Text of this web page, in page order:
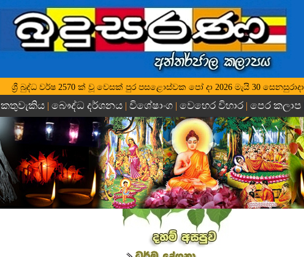
ශ්‍රී බුද්ධ වර්ෂ 2570 ක් වූ වෙසක් පුර පසළොස්වක පෝ දා 2026 මැයි 30 සෙනසුරාදා
කතුවැකිය| බෞද්ධ දර්ශනය| විශේෂාංග| වෙහෙර විහාර| පෙර කලාප